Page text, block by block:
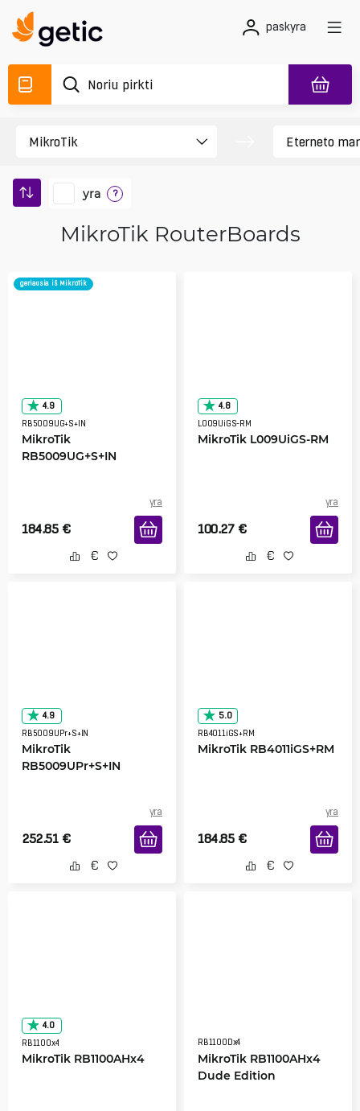
paskyra
yra ?
MikroTik RouterBoards
geriausia iš MikroTik
4.9
RB5009UG+S+IN
MikroTik
RB5009UG+S+IN
yra
184.85 €
4.8
L009UiGS-RM
MikroTik L009UiGS-RM
yra
100.27 €
4.9
RB5009UPr+S+IN
MikroTik
RB5009UPr+S+IN
yra
252.51 €
5.0
RB4011iGS+RM
MikroTik RB4011iGS+RM
yra
184.85 €
4.0
RB1100x4
MikroTik RB1100AHx4
RB1100Dx4
MikroTik RB1100AHx4
Dude Edition